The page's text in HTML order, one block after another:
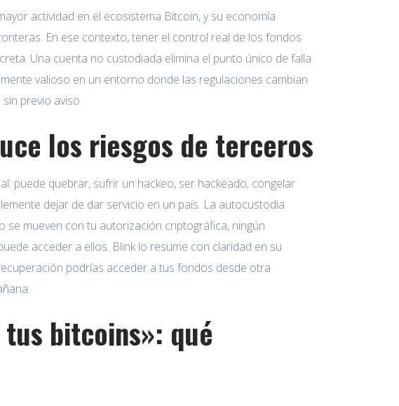
actividad en el ecosistema Bitcoin, y su economía
En ese contexto, tener el control real de los fondos
Una cuenta no custodiada elimina el punto único de falla
valioso en un entorno donde las regulaciones cambian
previo aviso.
los riesgos de terceros
puede quebrar, sufrir un hackeo, ser hackeado, congelar
dejar de dar servicio en un país. La autocustodia
mueven con tu autorización criptográfica, ningún
acceder a ellos. Blink lo resume con claridad en su
podrías acceder a tus fondos desde otra
bitcoins»: qué